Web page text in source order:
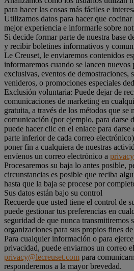
para hacer las cosas más fáciles e
Utilizamos datos para hacer que
mejor experiencia e informarle sobre
Si decide formar parte de nuestra base
y recibir boletines informativos y
Le Creuset, le enviaremos contenidos
informaremos cuando se lancen
exclusivas, eventos de demostraciones,
venideros, o promociones especiales
Exclusión voluntaria: Puede dejar de
comunicaciones de marketing en
gratuita, a través de los métodos que se
comunicación (por ejemplo, para darse
puede hacer clic en el enlace para darse
parte inferior de cada correo
poner fin a cualquiera de nuestras
envíenos un correo electrónico a
Procesaremos su baja lo antes posible,
circunstancias es posible que reciba
hasta que la baja se procese por
Sus datos están bajo su control
Recuerde que usted tiene el control de
puede gestionar tus preferencias en
seguridad de que nunca transmitiremos
organizaciones para sus propios fines
Para cualquier información o para
privacidad, puede enviarnos un correo
privacy@lecreuset.com para
responderemos a la mayor brevedad.